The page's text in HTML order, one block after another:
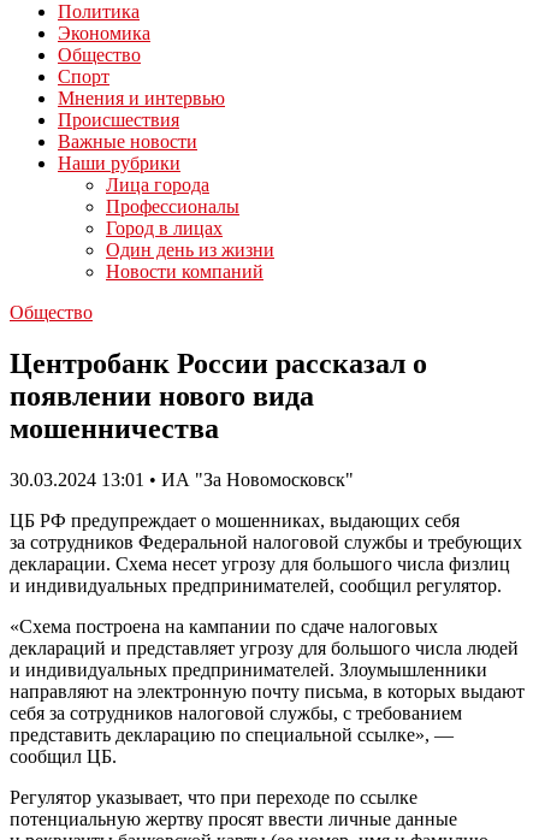
Политика
Экономика
Общество
Спорт
Мнения и интервью
Происшествия
Важные новости
Наши рубрики
Лица города
Профессионалы
Город в лицах
Один день из жизни
Новости компаний
Общество
Центробанк России рассказал о
появлении нового вида
мошенничества
30.03.2024 13:01 • ИА "За Новомосковск"
ЦБ РФ предупреждает о мошенниках, выдающих себя
за сотрудников Федеральной налоговой службы и требующих
декларации. Схема несет угрозу для большого числа физлиц
и индивидуальных предпринимателей, сообщил регулятор.
«Схема построена на кампании по сдаче налоговых
деклараций и представляет угрозу для большого числа людей
и индивидуальных предпринимателей. Злоумышленники
направляют на электронную почту письма, в которых выдают
себя за сотрудников налоговой службы, с требованием
представить декларацию по специальной ссылке», —
сообщил ЦБ.
Регулятор указывает, что при переходе по ссылке
потенциальную жертву просят ввести личные данные